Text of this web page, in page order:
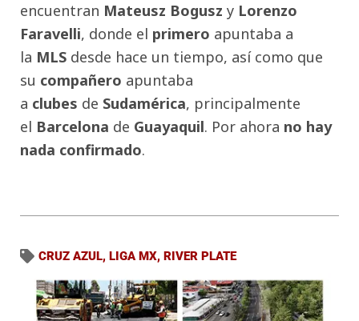
encuentran Mateusz Bogusz y Lorenzo
Faravelli, donde el primero apuntaba a
la MLS desde hace un tiempo, así como que
su compañero apuntaba
a clubes de Sudamérica, principalmente
el Barcelona de Guayaquil. Por ahora no hay
nada confirmado.
CRUZ AZUL, LIGA MX, RIVER PLATE